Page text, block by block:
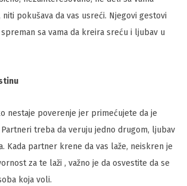
pokušava da vas usreći. Njegovi gestovi
sa vama da kreira sreću i ljubav u
nestaje poverenje jer primećujete da je
treba da veruju jedno drugom, ljubav
Kada partner krene da vas laže, neiskren je
za te laži , važno je da osvestite da se
koja voli.